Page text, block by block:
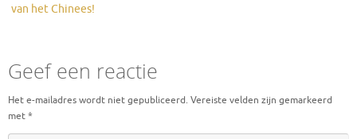
van het Chinees!
Geef een reactie
Het e-mailadres wordt niet gepubliceerd. Vereiste velden zijn gemarkeerd
met*